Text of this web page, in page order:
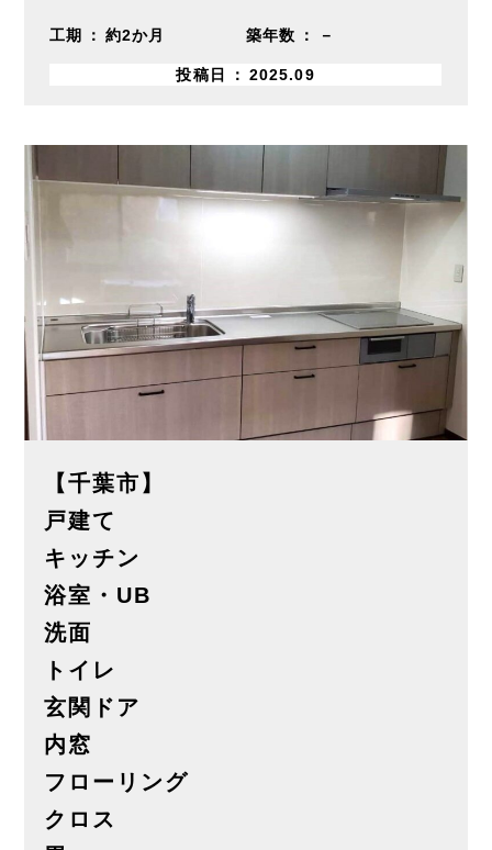
工期 約2か月 築年数 －
投稿日 2025.09
【千葉市】
戸建て
キッチン
浴室・UB
洗面
トイレ
玄関ドア
内窓
フローリング
クロス